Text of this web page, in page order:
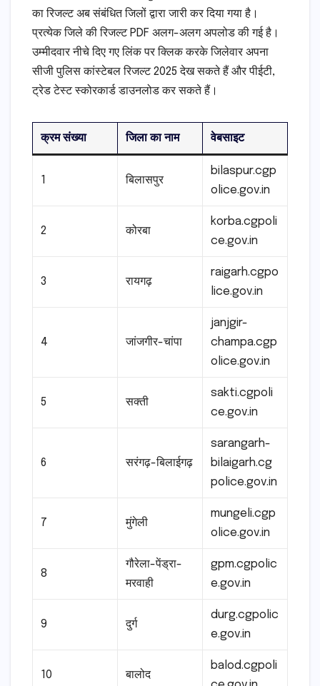
का रिजल्ट अब संबंधित जिलों द्वारा जारी कर दिया गया है।
प्रत्येक जिले की रिजल्ट PDF अलग-अलग अपलोड की गई है।
उम्मीदवार नीचे दिए गए लिंक पर क्लिक करके जिलेवार अपना
सीजी पुलिस कांस्टेबल रिजल्ट 2025 देख सकते हैं और पीईटी,
ट्रेड टेस्ट स्कोरकार्ड डाउनलोड कर सकते हैं।
क्रम संख्या जिला का नाम वेबसाइट
1 बिलासपुर
bilaspur.cgp
olice.gov.in
2 कोरबा
korba.cgpoli
ce.gov.in
3 रायगढ़
raigarh.cgpo
lice.gov.in
4 जांजगीर-चांपा
janjgir-
champa.cgp
olice.gov.in
5 सक्ती
sakti.cgpoli
ce.gov.in
6 सरंगढ़-बिलाईगढ़
sarangarh-
bilaigarh.cg
police.gov.in
7 मुंगेली
mungeli.cgp
olice.gov.in
8
गौरेला-पेंड्रा-
मरवाही
gpm.cgpolic
e.gov.in
9 दुर्ग
durg.cgpolic
e.gov.in
10 बालोद
balod.cgpoli